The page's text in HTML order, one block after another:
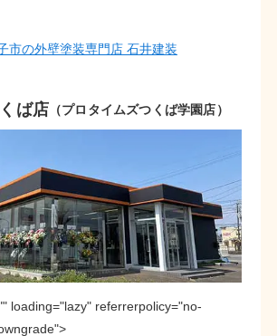
市の外壁塗装専門店 石井建装
ば店 （プロタイムズつくば学園店）
loading="lazy" referrerpolicy="no-